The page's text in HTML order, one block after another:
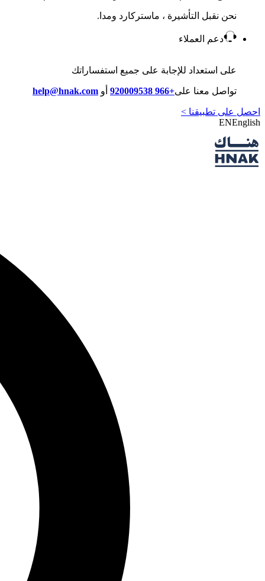
نحن نقبل التأشيرة ، ماستركارد ومدا.
دعم العملاء
على استعداد للإجابة على جميع استفساراتك
تواصل معنا على+966 920009538 أو help@hnak.com
احصل على تطبيقنا >
ENEnglish